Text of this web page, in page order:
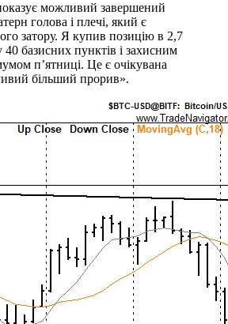
можливий завершений
голова і плечі, який є
затору. Я купив позицію в 2,7
базисних пунктів і захисним
п’ятниці. Це є очікувана
більший прорив».